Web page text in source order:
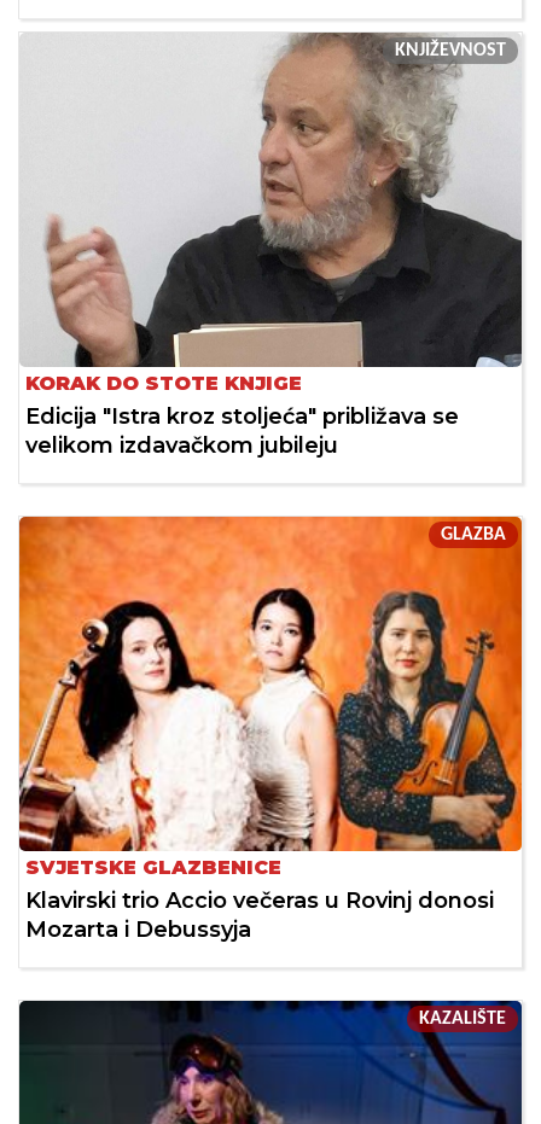
KNJIŽEVNOST
KORAK DO STOTE KNJIGE
Edicija "Istra kroz stoljeća" približava se
velikom izdavačkom jubileju
GLAZBA
SVJETSKE GLAZBENICE
Klavirski trio Accio večeras u Rovinj donosi
Mozarta i Debussyja
KAZALIŠTE